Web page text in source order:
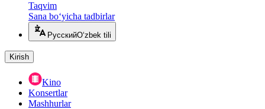
Taqvim
Sana bo‘yicha tadbirlar
РусскийO‘zbek tili
Kirish
Kino
Konsertlar
Mashhurlar